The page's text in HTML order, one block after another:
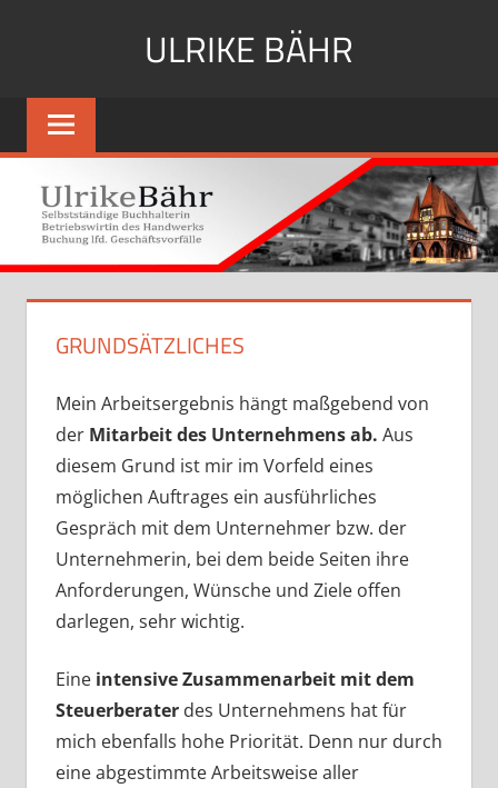
ULRIKE BÄHR
Selbständige
Buchhalterin,
Betriebswirtin
Handwerks,
Buchung
lfd.
Geschäftsvorfälle
GRUNDSÄTZLICHES
Mein Arbeitsergebnis hängt maßgebend von
derMitarbeit des Unternehmens ab. Aus
diesem Grund ist mir im Vorfeld eines
möglichen Auftrages ein ausführliches
Gespräch mit dem Unternehmer bzw. der
Unternehmerin, bei dem beide Seiten ihre
Anforderungen, Wünsche und Ziele offen
darlegen, sehr wichtig.
Eine intensive Zusammenarbeit mit dem
Steuerberater des Unternehmens hat für
mich ebenfalls hohe Priorität. Denn nur durch
eine abgestimmte Arbeitsweise aller